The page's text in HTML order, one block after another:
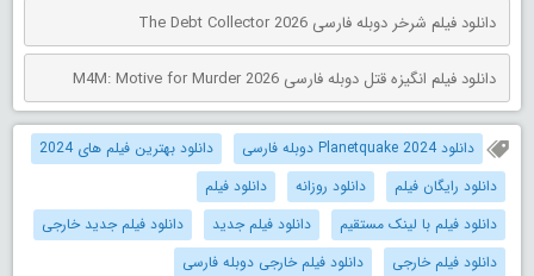
دانلود فیلم شرخر دوبله فارسی The Debt Collector 2026
دانلود فیلم انگیزه قتل دوبله فارسی M4M: Motive for Murder 2026
دانلود Planetquake 2024 دوبله فارسی
دانلود بهترین فیلم های 2024
دانلود رایگان فیلم
دانلود روزانه
دانلود فیلم
دانلود فیلم با لینک مستقیم
دانلود فیلم جدید
دانلود فیلم جدید خارجی
دانلود فیلم خارجی
دانلود فیلم خارجی دوبله فارسی